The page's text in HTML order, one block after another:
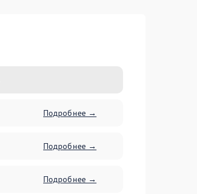
Подробнее →
Подробнее →
Подробнее →